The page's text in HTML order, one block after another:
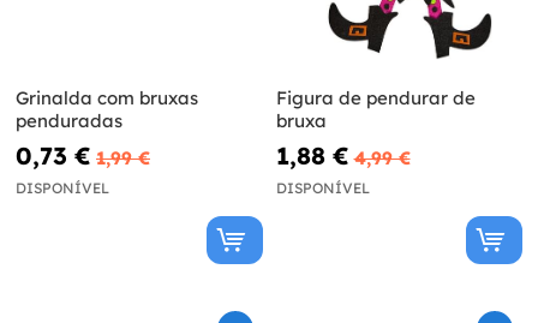
Grinalda com bruxas
penduradas
0,73 € 1,99 €
DISPONÍVEL
Figura de pendurar de
bruxa
1,88 € 4,99 €
DISPONÍVEL